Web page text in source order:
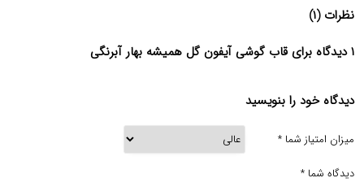
نظرات (۱)
۱ دیدگاه برای قاب گوشی آیفون گل همیشه بهار آبرنگی
دیدگاه خود را بنویسید
میزان امتیاز شما *
دیدگاه شما *